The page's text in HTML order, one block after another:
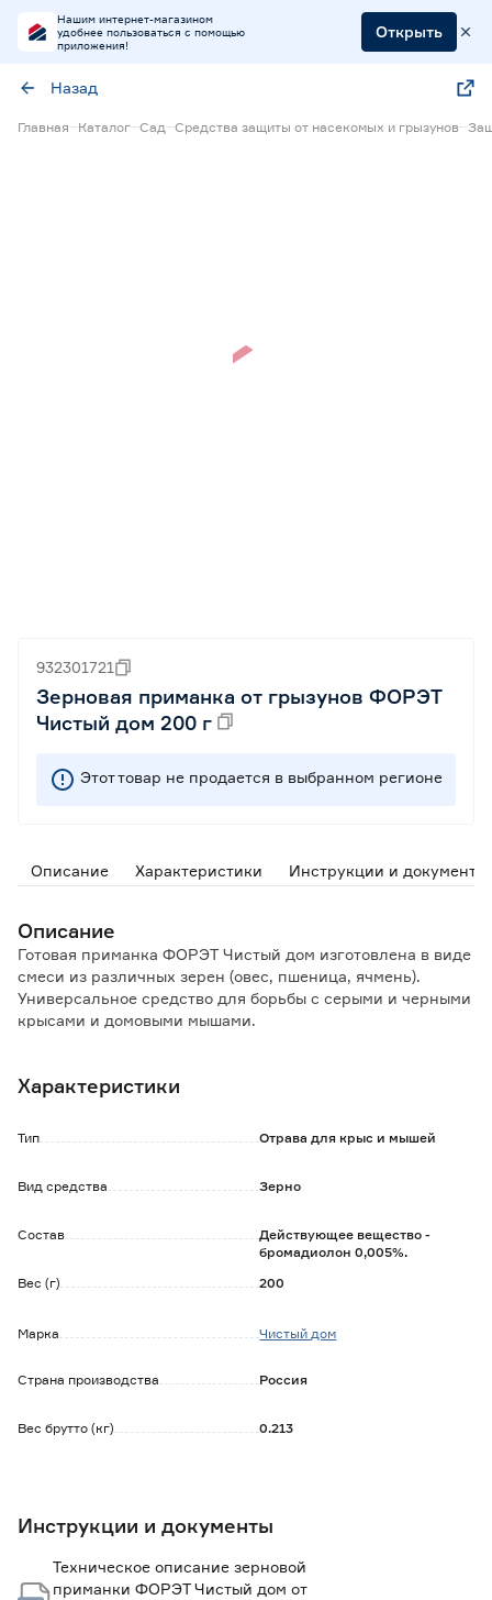
Нашим интернет-магазином
удобнее пользоваться с помощью
приложения!
Открыть
Назад
Главная Каталог Сад Средства защиты от насекомых и грызунов
932301721
Зерновая приманка от грызунов ФОРЭТ
Чистый дом 200 г
Этот товар не продается в выбранном регионе
Описание Характеристики Инструкции и документы
Описание
Готовая приманка ФОРЭТ Чистый дом изготовлена в виде
смеси из различных зерен (овес, пшеница, ячмень).
Универсальное средство для борьбы с серыми и черными
крысами и домовыми мышами.
- высокая привлекательность для хорошей поедаемости;
- действующее вещество - бромадиолон 0,005% 2-го
Характеристики
Тип Отрава для крыс и мышей
Вид средства Зерно
Состав
Действующее вещество -
бромадиолон 0,005%.
Вес (г)
200
Марка Чистый дом
Страна производства Россия
Вес брутто (кг) 0.213
Инструкции и документы
Техническое описание зерновой
приманки ФОРЭТ Чистый дом от